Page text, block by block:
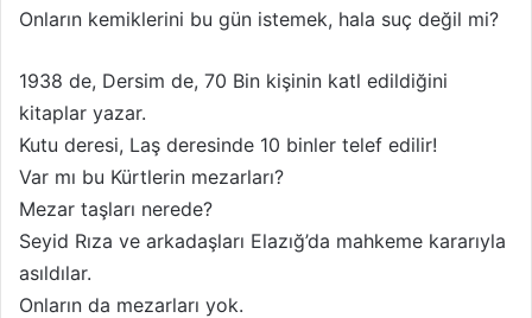
Onların kemiklerini bu gün istemek, hala suç değil mi?
1938 de, Dersim de, 70 Bin kişinin katl edildiğini
kitaplar yazar.
Kutu deresi, Laş deresinde 10 binler telef edilir!
Var mı bu Kürtlerin mezarları?
Mezar taşları nerede?
Seyid Rıza ve arkadaşları Elazığ’da mahkeme kararıyla
asıldılar.
Onların da mezarları yok.